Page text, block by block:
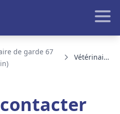
de garde 67
Vétérinaire de garde Fegersheim